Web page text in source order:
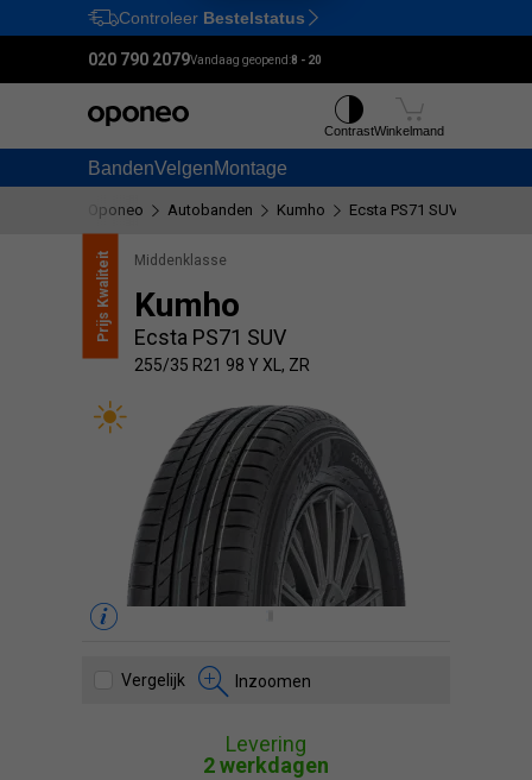
Ctrl M
Controleer Bestelstatus
020 790 2079Vandaag geopend:8 - 20
BandenVelgenMontage
ContrastWinkelmand
Oponeo Autobanden Kumho Ecsta PS71 SUV
Prijs
Kwaliteit Middenklasse
Kumho
Ecsta PS71 SUV
255/35 R21 98 Y XL, ZR
Vergelijk Inzoomen
Levering
2 werkdagen